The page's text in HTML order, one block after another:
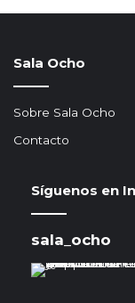
Sala Ocho
Sobre Sala Ocho
Contacto
Síguenos en
sala_ocho